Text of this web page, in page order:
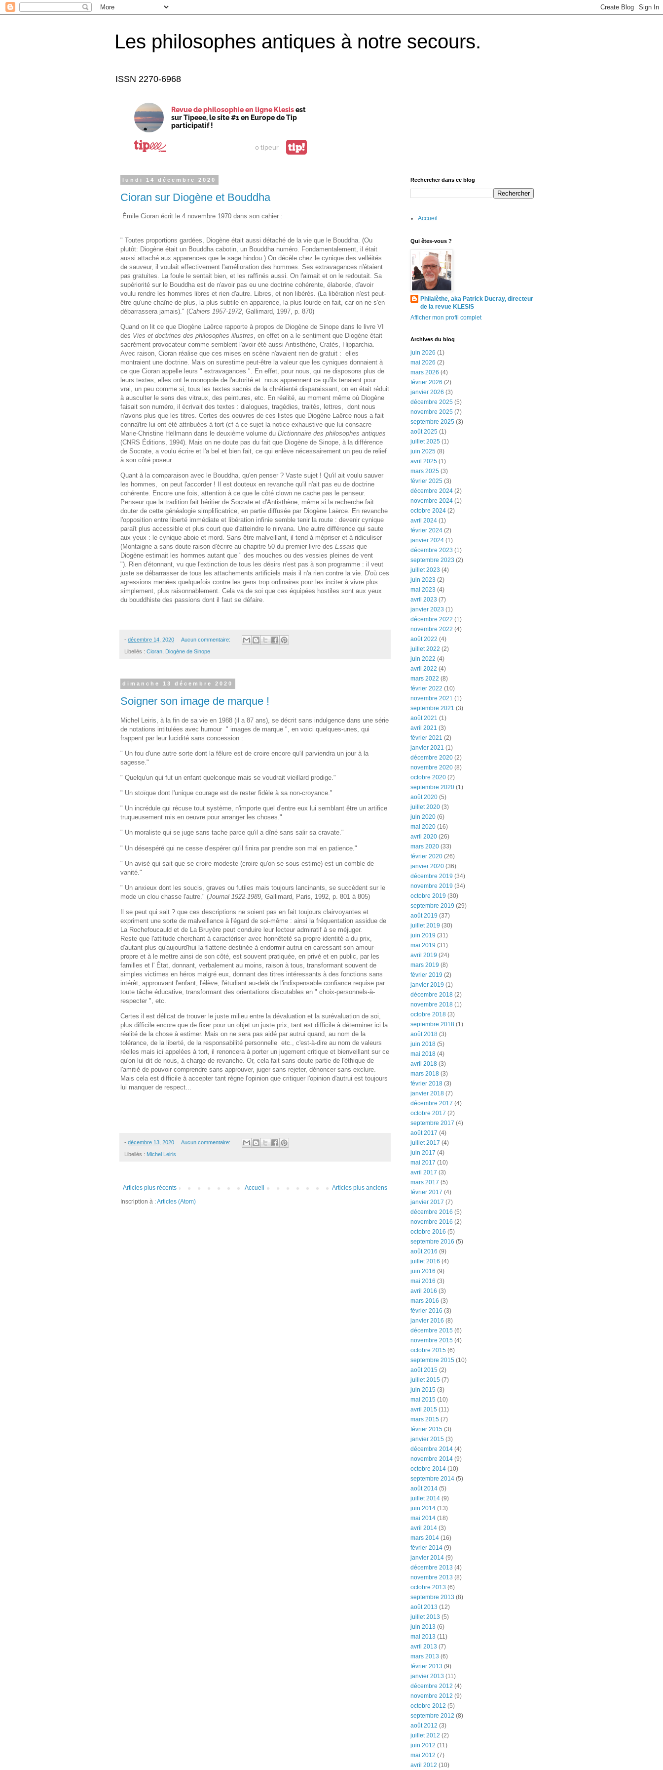
Les philosophes antiques à notre secours.
ISSN 2270-6968
Revue de philosophie en ligne Klesisest
sur Tipeee, le site #1 en Europe de Tip
participatif !
0 tipeur tip!
lundi 14 décembre 2020
Cioran sur Diogène et Bouddha
Émile Cioran écrit le 4 novembre 1970 dans son cahier :
" Toutes proportions gardées, Diogène était aussi détaché de la vie que le Bouddha. (Ou
plutôt: Diogène était un Bouddha cabotin, un Bouddha numéro. Fondamentalement, il était
aussi attaché aux apparences que le sage hindou.) On décèle chez le cynique des velléités
de sauveur, il voulait effectivement l'amélioration des hommes. Ses extravagances n'étaient
pas gratuites. La foule le sentait bien, et les raffinés aussi. On l'aimait et on le redoutait. Sa
supériorité sur le Bouddha est de n'avoir pas eu une doctrine cohérente, élaborée, d'avoir
voulu rendre les hommes libres et rien d'autre. Libres, et non libérés. (La libération n'est peut-
être qu'une chaîne de plus, la plus subtile en apparence, la plus lourde en fait, car on ne s'en
débarrassera jamais)." (Cahiers 1957-1972 , Gallimard, 1997, p. 870)
Quand on lit ce que Diogène Laërce rapporte à propos de Diogène de Sinope dans le livre VI
des Vies et doctrines des philosophes illustres, en effet on a le sentiment que Diogène était
sacrément provocateur comme semblent l'avoir été aussi Antisthène, Cratès, Hipparchia.
Avec raison, Cioran réalise que ces mises en scène n'avaient rien de gratuit : elles
montraient une doctrine. Mais on surestime peut-être la valeur que les cyniques donnaient à
ce que Cioran appelle leurs " extravagances ". En effet, pour nous, qui ne disposons plus de
leurs textes, elles ont le monopole de l'autorité et nous apprennent ce qu'ils tenaient pour
vrai, un peu comme si, tous les textes sacrés de la chrétienté disparaissant, on en était réduit
à ausculter le sens des vitraux, des peintures, etc. En réalité, au moment même où Diogène
faisait son numéro, il écrivait des textes : dialogues, tragédies, traités, lettres, dont nous
n'avons plus que les titres. Certes des oeuvres de ces listes que Diogène Laërce nous a fait
connaître lui ont été attribuées à tort (cf à ce sujet la notice exhaustive que lui consacre
Marie-Christine Hellmann dans le deuxième volume du Dictionnaire des philosophes antiques
(CNRS Éditions, 1994). Mais on ne doute pas du fait que Diogène de Sinope, à la différence
de Socrate, a voulu écrire et l'a bel et bien fait, ce qui enlève nécessairement un peu de relief
à son côté poseur.
Quant à la comparaison avec le Bouddha, qu'en penser ? Vaste sujet ! Qu'il ait voulu sauver
les hommes, on peut l'accorder ! Il est douteux en revanche qu'il n'ait pas eu de doctrine
cohérente. Encore une fois, attention à ce que le côté clown ne cache pas le penseur.
Penseur que la tradition fait héritier de Socrate et d'Antisthène, même si la recherche fait
douter de cette généalogie simplificatrice, en partie diffusée par Diogène Laërce. En revanche
l'opposition entre liberté immédiate et libération infinie semble tenir la route : devenir cynique
paraît plus accessible et plus court que d'atteindre le nirvana. Une autre différence qui saute
aux yeux : le cynique aboie et mord. Sans être malveillant, il tend à mépriser et à ridiculiser
(Montaigne a sans doute raison d'écrire au chapitre 50 du premier livre des Essais que
Diogène estimait les hommes autant que " des mouches ou des vessies pleines de vent
"). Rien d'étonnant, vu que l'extinction de tous les désirs n'est pas à son programme : il veut
juste se débarrasser de tous les attachements artificiels mais il n'a rien contre la vie. D'où ces
agressions menées quelquefois contre les gens trop ordinaires pour les inciter à vivre plus
simplement, plus raisonnablement. Cela va de soi que ces équipées hostiles sont aux yeux
du bouddhiste des passions dont il faut se défaire.
- décembre 14, 2020 Aucun commentaire:
Libellés : Cioran Diogène de Sinope
dimanche 13 décembre 2020
Soigner son image de marque !
Michel Leiris, à la fin de sa vie en 1988 (il a 87 ans), se décrit sans indulgence dans une série
de notations intitulées avec humour " images de marque ", en voici quelques-unes, qui
frappent par leur lucidité sans concession :
" Un fou d'une autre sorte dont la fêlure est de croire encore qu'il parviendra un jour à la
sagesse."
" Quelqu'un qui fut un enfant quelconque mais se voudrait vieillard prodige."
" Un stoïque dont l'unique courage est de rester fidèle à sa non-croyance."
" Un incrédule qui récuse tout système, n'importe quel d'entre eux lui semblant être un artifice
truqueusement mis en oeuvre pour arranger les choses."
" Un moraliste qui se juge sans tache parce qu'il a dîné sans salir sa cravate."
" Un désespéré qui ne cesse d'espérer qu'il finira par prendre son mal en patience."
" Un avisé qui sait que se croire modeste (croire qu'on se sous-estime) est un comble de
vanité."
" Un anxieux dont les soucis, graves ou futiles mais toujours lancinants, se succèdent sur le
mode un clou chasse l'autre." (Journal 1922-1989, Gallimard, Paris, 1992, p. 801 à 805)
Il se peut qui sait ? que ces descriptions ne soient pas en fait toujours clairvoyantes et
expriment une sorte de malveillance à l'égard de soi-même : ainsi la fréquentation assidue de
La Rochefoucauld et de La Bruyère peut conduire leur lecteur admiratif à se méjuger.
Reste que l'attitude cherchant à caractériser avec honnêteté sa propre identité a du prix,
d'autant plus qu'aujourd'hui la flatterie destinée à endormir autrui en caressant son amour-
propre et à le mettre ainsi de son côté, est souvent pratiquée, en privé et en public, par les
familles et l' État, donnant, verbalement au moins, raison à tous, transformant souvent de
simples victimes en héros malgré eux, donnant des titres intéressants à des fonctions sans
intérêt, approuvant l'enfant, l'élève, l'étudiant au-delà de l'indispensable confiance requise par
toute tâche éducative, transformant des orientations discutables en " choix-personnels-à-
respecter ", etc.
Certes il est délicat de trouver le juste milieu entre la dévaluation et la surévaluation de soi,
plus difficile encore que de fixer pour un objet un juste prix, tant est difficile à déterminer ici la
réalité de la chose à estimer. Mais on ne sera pas aidé par autrui quand, au nom de la
tolérance, de la liberté, de la responsabilité personnelle etc., c'est-à-dire au nom de valeurs
réelles mais ici appelées à tort, il renoncera à porter un jugement critique et bienveillant sur ce
qu'on lui dit de nous, à charge de revanche. Or, cela fait sans doute partie de l'éthique de
l'amitié de pouvoir comprendre sans approuver, juger sans rejeter, dénoncer sans exclure.
Mais cela est difficile à accepter tant règne l'opinion que critiquer l'opinion d'autrui est toujours
lui manquer de respect...
- décembre 13, 2020 Aucun commentaire:
Libellés : Michel Leiris
Articles plus récents Articles plus anciens
Accueil
Inscription à :Articles (Atom)
Rechercher dans ce blog
Accueil
Qui êtes-vous ?
Philalèthe, aka Patrick Ducray, directeur
de la revue KLESIS
Afficher mon profil complet
Archives du blog
juin 2026 (1)
mai 2026 (2)
mars 2026 (4)
février 2026 (2)
janvier 2026 (3)
décembre 2025 (5)
novembre 2025 (7)
septembre 2025 (3)
août 2025 (1)
juillet 2025 (1)
juin 2025 (8)
avril 2025 (1)
mars 2025 (3)
février 2025 (3)
décembre 2024 (2)
novembre 2024 (1)
octobre 2024 (2)
avril 2024 (1)
février 2024 (2)
janvier 2024 (1)
décembre 2023 (1)
septembre 2023 (2)
juillet 2023 (4)
juin 2023 (2)
mai 2023 (4)
avril 2023 (7)
janvier 2023 (1)
décembre 2022 (1)
novembre 2022 (4)
août 2022 (4)
juillet 2022 (2)
juin 2022 (4)
avril 2022 (4)
mars 2022 (8)
février 2022 (10)
novembre 2021 (1)
septembre 2021 (3)
août 2021 (1)
avril 2021 (3)
février 2021 (2)
janvier 2021 (1)
décembre 2020 (2)
novembre 2020 (8)
octobre 2020 (2)
septembre 2020 (1)
août 2020 (5)
juillet 2020 (3)
juin 2020 (6)
mai 2020 (16)
avril 2020 (26)
mars 2020 (33)
février 2020 (26)
janvier 2020 (36)
décembre 2019 (34)
novembre 2019 (34)
octobre 2019 (30)
septembre 2019 (29)
août 2019 (37)
juillet 2019 (30)
juin 2019 (31)
mai 2019 (31)
avril 2019 (24)
mars 2019 (8)
février 2019 (2)
janvier 2019 (1)
décembre 2018 (2)
novembre 2018 (1)
octobre 2018 (3)
septembre 2018 (1)
août 2018 (3)
juin 2018 (5)
mai 2018 (4)
avril 2018 (3)
mars 2018 (3)
février 2018 (3)
janvier 2018 (7)
décembre 2017 (4)
octobre 2017 (2)
septembre 2017 (4)
août 2017 (4)
juillet 2017 (4)
juin 2017 (4)
mai 2017 (10)
avril 2017 (3)
mars 2017 (5)
février 2017 (4)
janvier 2017 (7)
décembre 2016 (5)
novembre 2016 (2)
octobre 2016 (5)
septembre 2016 (5)
août 2016 (9)
juillet 2016 (4)
juin 2016 (9)
mai 2016 (3)
avril 2016 (3)
mars 2016 (3)
février 2016 (3)
janvier 2016 (8)
décembre 2015 (6)
novembre 2015 (4)
octobre 2015 (6)
septembre 2015 (10)
août 2015 (2)
juillet 2015 (7)
juin 2015 (3)
mai 2015 (10)
avril 2015 (11)
mars 2015 (7)
février 2015 (3)
janvier 2015 (3)
décembre 2014 (4)
novembre 2014 (9)
octobre 2014 (10)
septembre 2014 (5)
août 2014 (5)
juillet 2014 (9)
juin 2014 (13)
mai 2014 (18)
avril 2014 (3)
mars 2014 (16)
février 2014 (9)
janvier 2014 (9)
décembre 2013 (4)
novembre 2013 (8)
octobre 2013 (6)
septembre 2013 (8)
août 2013 (12)
juillet 2013 (5)
juin 2013 (6)
mai 2013 (11)
avril 2013 (7)
mars 2013 (6)
février 2013 (9)
janvier 2013 (11)
décembre 2012 (4)
novembre 2012 (9)
octobre 2012 (5)
septembre 2012 (8)
août 2012 (3)
juillet 2012 (2)
juin 2012 (11)
mai 2012 (7)
avril 2012 (10)